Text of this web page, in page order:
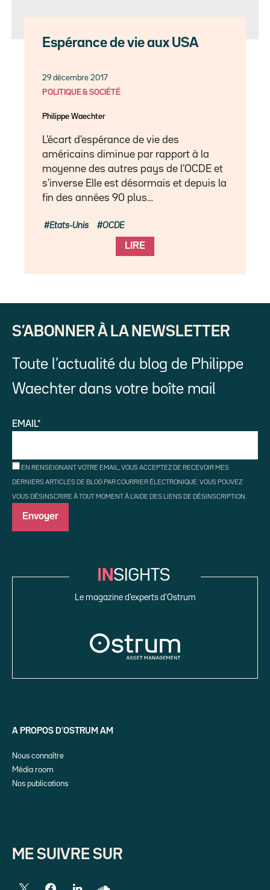
Espérance de vie aux USA
29 décembre 2017
POLITIQUE & SOCIÉTÉ
Philippe Waechter
L’écart d’espérance de vie des
américains diminue par rapport à la
moyenne des autres pays de l’OCDE et
s’inverse Elle est désormais et depuis la
fin des années 90 plus…
LIRE
Etats-Unis OCDE
S’ABONNER À LA NEWSLETTER
Toute l’actualité du blog de Philippe
Waechter dans votre boîte mail
EMAIL*
EN RENSEIGNANT VOTRE EMAIL, VOUS ACCEPTEZ DE RECEVOIR MES
DERNIERS ARTICLES DE BLOG PAR COURRIER ÉLECTRONIQUE. VOUS POUVEZ
VOUS DÉSINSCRIRE À TOUT MOMENT À L'AIDE DES LIENS DE DÉSINSCRIPTION.
Le magazine d’experts d’Ostrum
A PROPOS D’OSTRUM AM
Nous connaître
Média room
Nos publications
ME SUIVRE SUR